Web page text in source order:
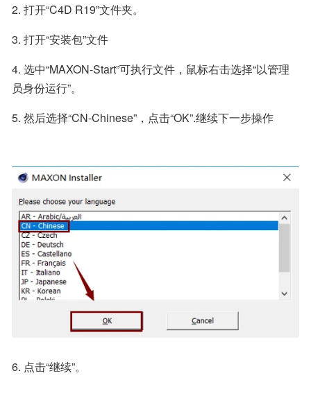
2. 打开“C4D R19”文件夹。
3. 打开“安装包”文件
4. 选中“MAXON-Start”可执行文件，鼠标右击选择“以管理
员身份运行”。
5. 然后选择“CN-Chinese”，点击“OK”.继续下一步操作
6. 点击“继续”。